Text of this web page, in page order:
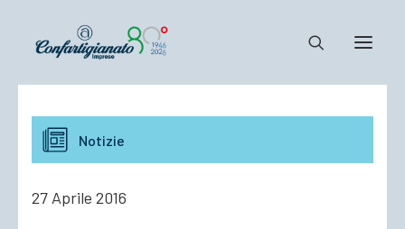
Notizie e Documenti
Confartigianato
Notizie
27 Aprile 2016